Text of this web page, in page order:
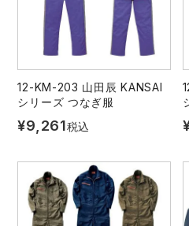
12-KM-203 山田辰 KANSAI
シリーズ つなぎ服
¥9,261税込